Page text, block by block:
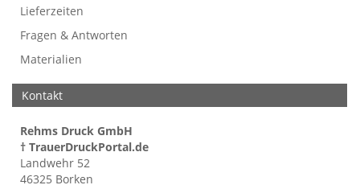
Lieferzeiten
Fragen & Antworten
Materialien
Kontakt
Rehms Druck GmbH
† TrauerDruckPortal.de
Landwehr 52
46325 Borken